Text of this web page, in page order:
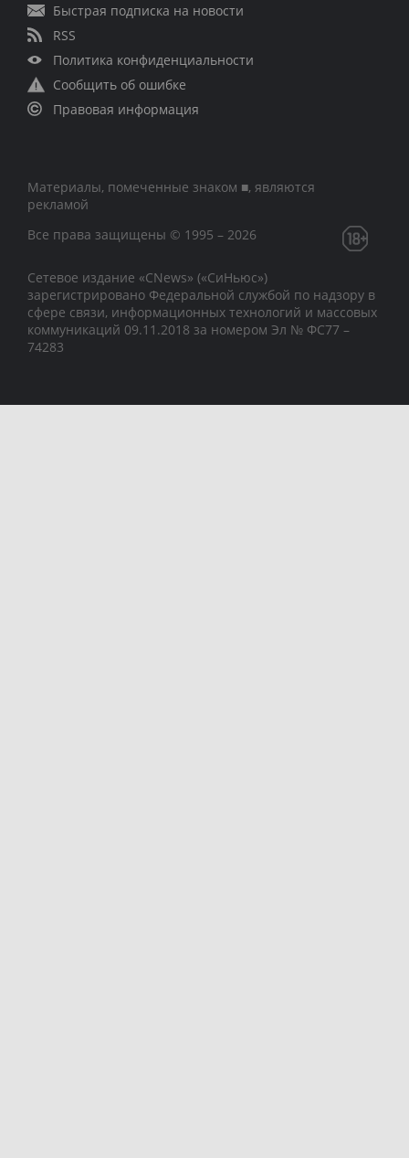
Быстрая подписка на новости
RSS
Политика конфиденциальности
Сообщить об ошибке
Правовая информация
Материалы, помеченные знаком ■, являются
рекламой
Все права защищены © 1995 – 2026
Сетевое издание «CNews» («СиНьюс»)
зарегистрировано Федеральной службой по надзору в
сфере связи, информационных технологий и массовых
коммуникаций 09.11.2018 за номером Эл № ФС77 –
74283